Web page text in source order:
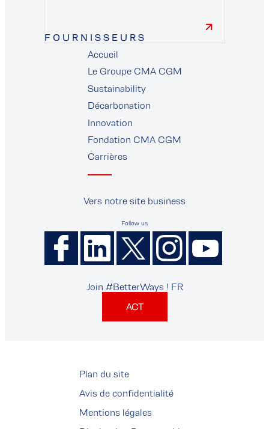
FOURNISSEURS
fournisseurs
Accueil
Le Groupe CMA CGM
Sustainability
Décarbonation
Innovation
Fondation CMA CGM
Carrières
Vers notre site business
Follow us
Join #BetterWays ! FR
ACT
Plan du site
Avis de confidentialité
Mentions légales